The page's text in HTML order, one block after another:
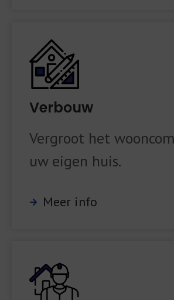
Verbouw
Vergroot het
uw eigen huis.
Meer info